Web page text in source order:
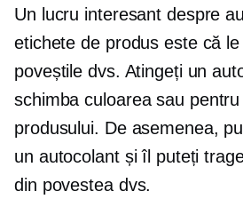
Un lucru interesant despre
etichete de produs este că
poveștile dvs. Atingeți un
schimba culoarea sau
produsului. De asemenea,
un autocolant și îl puteți
din povestea dvs.